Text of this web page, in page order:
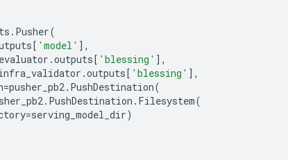
. Pusher(
[ 'model' ],
evaluator .outputs[ 'blessing' ],
.outputs[ 'blessing' ],
=pusher_pb2. PushDestination(
. PushDestination . Filesystem(
=serving_model_dir)